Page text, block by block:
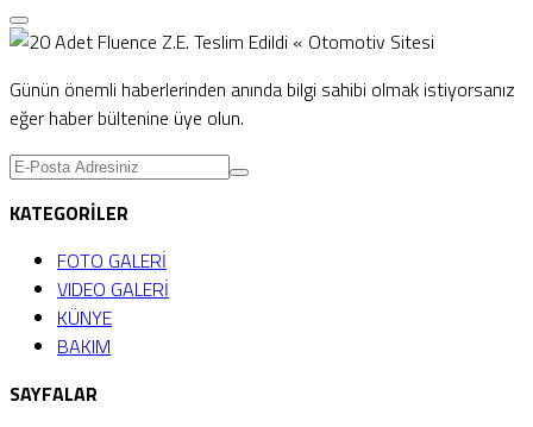
Günün önemli haberlerinden anında bilgi sahibi olmak istiyorsanız
eğer haber bültenine üye olun.
KATEGORİLER
FOTO GALERİ
VIDEO GALERİ
KÜNYE
BAKIM
SAYFALAR